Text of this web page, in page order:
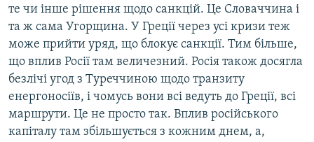
те чи інше рішення щодо санкцій. Це Словаччина і
та ж сама Угорщина. У Греції через усі кризи теж
може прийти уряд, що блокує санкції. Тим більше,
що вплив Росії там величезний. Росія також досягла
безлічі угод з Туреччиною щодо транзиту
енергоносіїв, і чомусь вони всі ведуть до Греції, всі
маршрути. Це не просто так. Вплив російського
капіталу там збільшується з кожним днем, а,